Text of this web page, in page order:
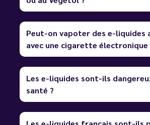
Peut-on vapoter des e-liquides
avec une cigarette électronique
Les e-liquides sont-ils
santé ?